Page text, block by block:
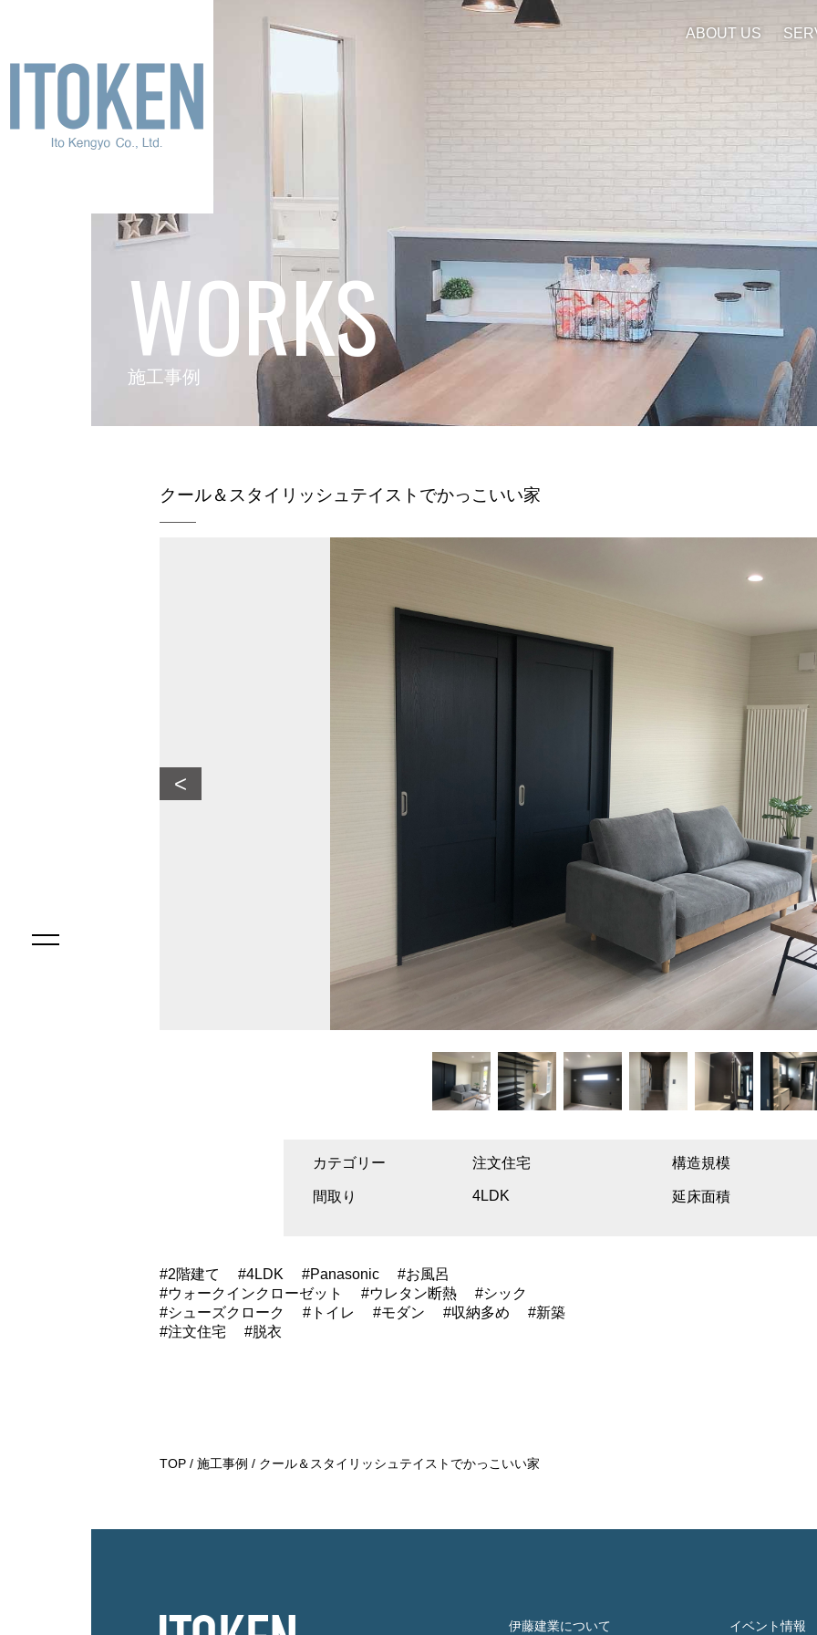
ABOUT US
WORKS
施工事例
クール＆スタイリッシュテイストでかっこいい家
<
カテゴリー 注文住宅 構造規模
間取り 4LDK 延床面積
2階建て 4LDK Panasonic
お風呂
ウォークインクローゼット
ウレタン断熱
シック
シューズクローク
トイレ モダン 収納多め
新築
注文住宅
脱衣
TOP 施工事例 クール＆スタイリッシュテイストでかっこいい家
伊藤建業について イベント情報